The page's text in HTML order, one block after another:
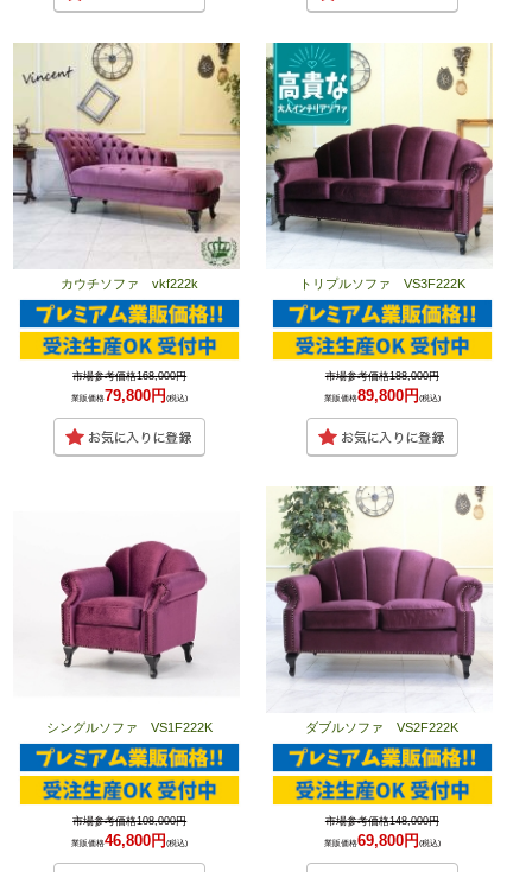
カウチソファ vkf222k
市場参考価格168,000円
業販価格79,800円(税込)
トリプルソファ VS3F222K
市場参考価格188,000円
業販価格89,800円 (税込)
シングルソファ VS1F222K
市場参考価格108,000円
業販価格46,800円(税込)
ダブルソファ VS2F222K
市場参考価格148,000円
業販価格69,800円(税込)